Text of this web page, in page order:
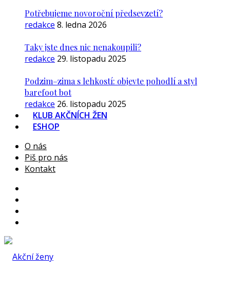
Potřebujeme novoroční předsevzetí?
redakce 8. ledna 2026
Taky jste dnes nic nenakoupili?
redakce 29. listopadu 2025
Podzim–zima s lehkostí: objevte pohodlí a styl
barefoot bot
redakce 26. listopadu 2025
KLUB AKČNÍCH ŽEN
ESHOP
O nás
Piš pro nás
Kontakt